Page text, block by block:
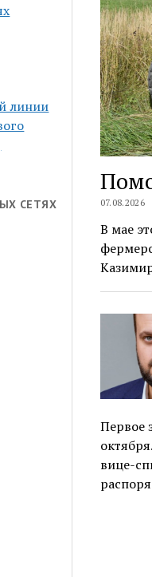
линии
СЕТЯХ 07.08.2026
В мае
Первое
вице-